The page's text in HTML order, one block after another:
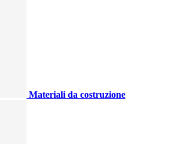
Materiali da costruzione